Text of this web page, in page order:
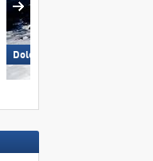
Dolomites Val Gardena/​Gröden